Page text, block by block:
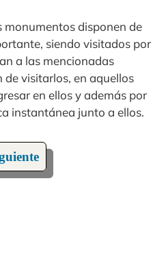
monumentos disponen de
siendo visitados por
a las mencionadas
visitarlos, en aquellos
en ellos y además por
instantánea junto a ellos.